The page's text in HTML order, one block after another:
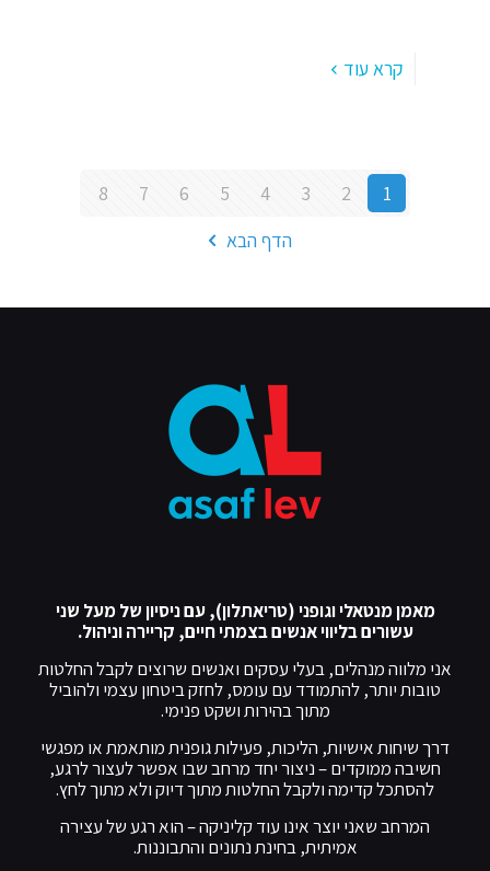
קרא עוד
1
2
3
4
5
6
7
8
הדף הבא
מאמן מנטאלי וגופני (טריאתלון), עם ניסיון של מעל שני
עשורים בליווי אנשים בצמתי חיים, קריירה וניהול.
אני מלווה מנהלים, בעלי עסקים ואנשים שרוצים לקבל החלטות
טובות יותר, להתמודד עם עומס, לחזק ביטחון עצמי ולהוביל
מתוך בהירות ושקט פנימי.
דרך שיחות אישיות, הליכות, פעילות גופנית מותאמת או מפגשי
חשיבה ממוקדים – ניצור יחד מרחב שבו אפשר לעצור לרגע,
להסתכל קדימה ולקבל החלטות מתוך דיוק ולא מתוך לחץ.
המרחב שאני יוצר אינו עוד קליניקה – הוא רגע של עצירה
אמיתית, בחינת נתונים והתבוננות.